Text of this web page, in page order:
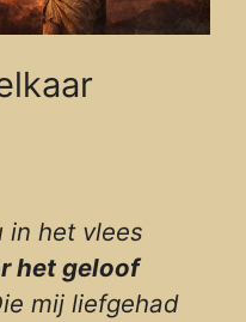
in het vlees
het geloof
mij liefgehad